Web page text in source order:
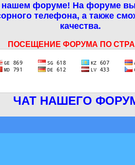
форуме! На форуме вы
телефона, а также
качества.
ПОСЕЩЕНИЕ ФОРУМА ПО
ЧАТ НАШЕГО